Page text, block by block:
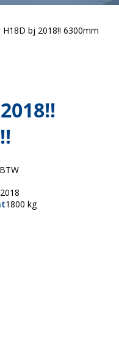
H18D bj 2018!! 6300mm
2018
1800 kg